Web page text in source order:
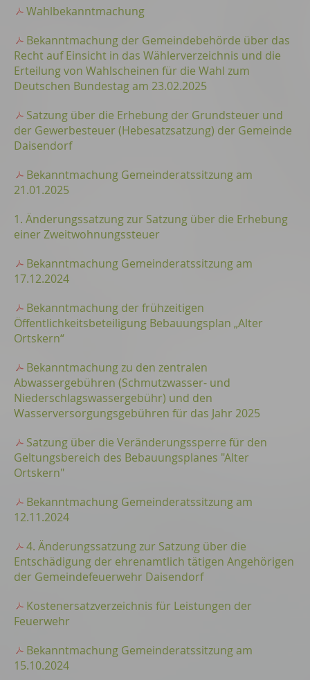
Wahlbekanntmachung
Bekanntmachung der Gemeindebehörde über das
Recht auf Einsicht in das Wählerverzeichnis und die
Erteilung von Wahlscheinen für die Wahl zum
Deutschen Bundestag am 23.02.2025
Satzung über die Erhebung der Grundsteuer und
der Gewerbesteuer (Hebesatzsatzung) der Gemeinde
Daisendorf
Bekanntmachung Gemeinderatssitzung am
21.01.2025
1. Änderungssatzung zur Satzung über die Erhebung
einer Zweitwohnungssteuer
Bekanntmachung Gemeinderatssitzung am
17.12.2024
Bekanntmachung der frühzeitigen
Öffentlichkeitsbeteiligung Bebauungsplan „Alter
Ortskern“
Bekanntmachung zu den zentralen
Abwassergebühren (Schmutzwasser- und
Niederschlagswassergebühr) und den
Wasserversorgungsgebühren für das Jahr 2025
Satzung über die Veränderungssperre für den
Geltungsbereich des Bebauungsplanes "Alter
Ortskern"
Bekanntmachung Gemeinderatssitzung am
12.11.2024
4. Änderungssatzung zur Satzung über die
Entschädigung der ehrenamtlich tätigen Angehörigen
der Gemeindefeuerwehr Daisendorf
Kostenersatzverzeichnis für Leistungen der
Feuerwehr
Bekanntmachung Gemeinderatssitzung am
15.10.2024